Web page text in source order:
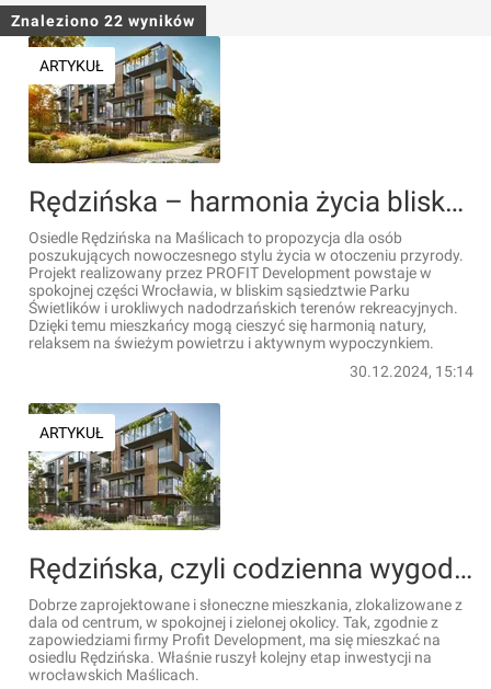
Znaleziono 22 wyników
ARTYKUŁ
Rędzińska – harmonia życia blisko miasta i natury [FILM]
Osiedle Rędzińska na Maślicach to propozycja dla osób
poszukujących nowoczesnego stylu życia w otoczeniu przyrody.
Projekt realizowany przez PROFIT Development powstaje w
spokojnej części Wrocławia, w bliskim sąsiedztwie Parku
Świetlików i urokliwych nadodrzańskich terenów rekreacyjnych.
Dzięki temu mieszkańcy mogą cieszyć się harmonią natury,
relaksem na świeżym powietrzu i aktywnym wypoczynkiem.
30.12.2024, 15:14
ARTYKUŁ
Rędzińska, czyli codzienna wygoda na zielonych Maślicach. Ruszył kolejny etap [FILM]
Dobrze zaprojektowane i słoneczne mieszkania, zlokalizowane z
dala od centrum, w spokojnej i zielonej okolicy. Tak, zgodnie z
zapowiedziami firmy Profit Development, ma się mieszkać na
osiedlu Rędzińska. Właśnie ruszył kolejny etap inwestycji na
wrocławskich Maślicach.